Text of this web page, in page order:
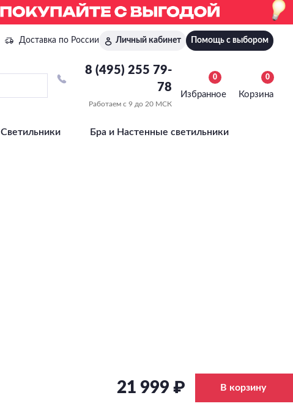
Доставка по России Личный кабинет Помощь с выбором
8 (495) 255 79-
78
Работаем с 9 до 20 МСК
Избранное
0
Корзина
0
Светильники Бра и Настенные светильники
21 999 ₽ В корзину